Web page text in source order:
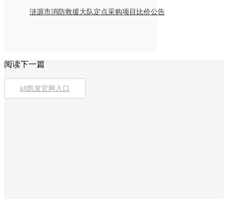
涟源市消防救援大队定点采购项目比价公告
阅读下一篇
k8凯发官网入口